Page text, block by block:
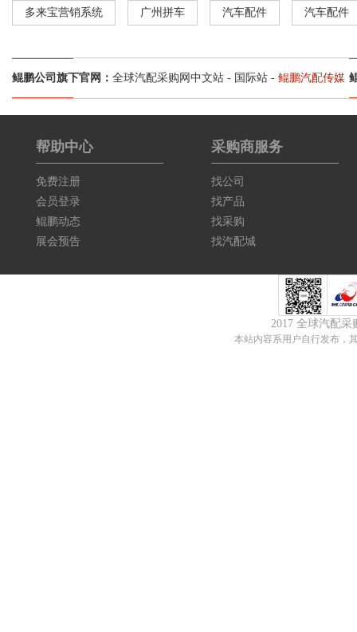
多来宝营销系统 广州拼车 汽车配件 汽车配件
鲲鹏公司旗下官网： 全球汽配采购网中文站 - 国际站 - 鲲鹏汽配传媒
帮助中心
免费注册
会员登录
鲲鹏动态
展会预告
采购商服务
找公司
找产品
找采购
找汽配城
2017 全球汽配
本站内容系用户自行发布，